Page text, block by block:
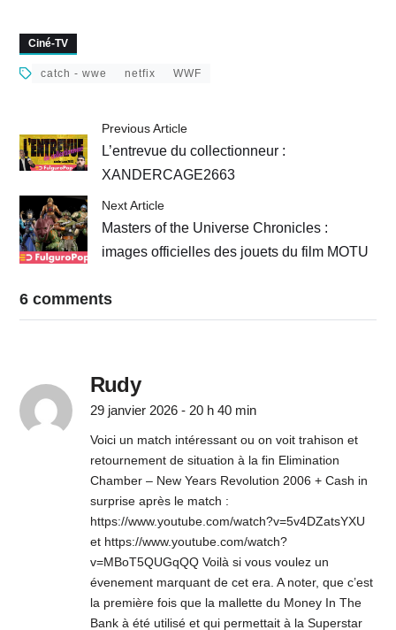
Ciné-TV
catch - wwe netfix WWF
Previous Article
L’entrevue du collectionneur :
XANDERCAGE2663
Next Article
Masters of the Universe Chronicles :
images officielles des jouets du film MOTU
6 comments
Rudy
29 janvier 2026 - 20 h 40 min
Voici un match intéressant ou on voit trahison et
retournement de situation à la fin Elimination
Chamber – New Years Revolution 2006 + Cash in
surprise après le match :
https://www.youtube.com/watch?v=5v4DZatsYXU
et https://www.youtube.com/watch?
v=MBoT5QUGqQQVoilà si vous voulez un
évenement marquant de cet era. A noter, que c’est
la première fois que la mallette du Money In The
Bank à été utilisé et qui permettait à la Superstar